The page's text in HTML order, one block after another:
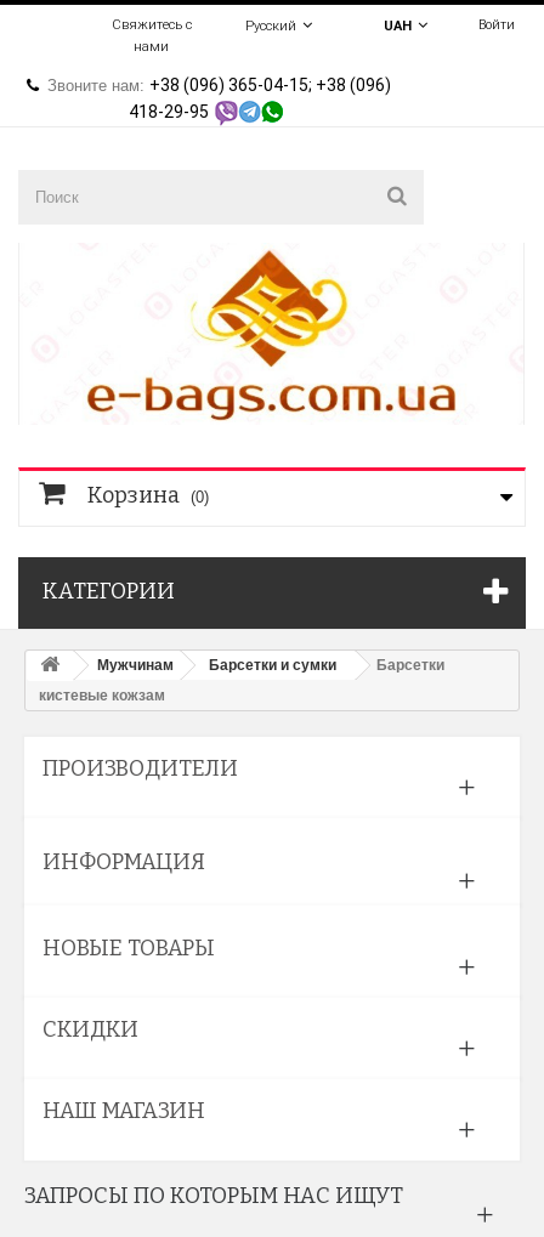
Войти
UAH
Русский
Свяжитесь с
нами
Звоните нам: +38 (096) 365-04-15; +38 (096)
418-29-95
Корзина (0)
КАТЕГОРИИ
Мужчинам Барсетки и сумки
Барсетки
кистевые кожзам
ПРОИЗВОДИТЕЛИ
ИНФОРМАЦИЯ
НОВЫЕ ТОВАРЫ
СКИДКИ
НАШ МАГАЗИН
ЗАПРОСЫ ПО КОТОРЫМ НАС ИЩУТ